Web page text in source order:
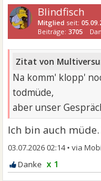
Blindfisch
Mitglied seit:
Beiträge:3705
Zitat von
Na komm' klopp'
todmüde,
aber unser
Ich bin auch
03.07.2026 02:14•
x 1